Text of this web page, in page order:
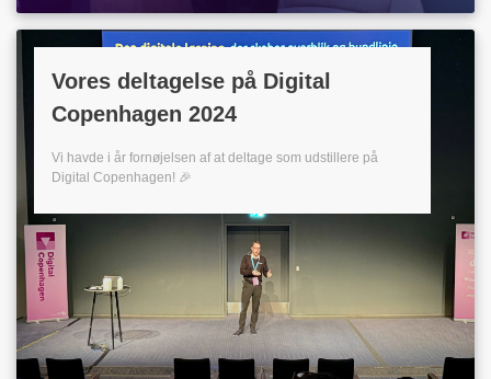
Vores deltagelse på Digital
Copenhagen 2024
Vi havde i år fornøjelsen af at deltage som udstillere på
Digital Copenhagen! 🎉